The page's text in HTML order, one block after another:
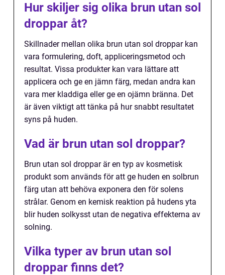
Hur skiljer sig olika brun utan sol
droppar åt?
Skillnader mellan olika brun utan sol droppar kan
vara formulering, doft, appliceringsmetod och
resultat. Vissa produkter kan vara lättare att
applicera och ge en jämn färg, medan andra kan
vara mer kladdiga eller ge en ojämn bränna. Det
är även viktigt att tänka på hur snabbt resultatet
syns på huden.
Vad är brun utan sol droppar?
Brun utan sol droppar är en typ av kosmetisk
produkt som används för att ge huden en solbrun
färg utan att behöva exponera den för solens
strålar. Genom en kemisk reaktion på hudens yta
blir huden solkysst utan de negativa effekterna av
solning.
Vilka typer av brun utan sol
droppar finns det?